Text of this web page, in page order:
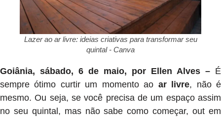
Lazer ao ar livre: ideias criativas para transformar seu
quintal - Canva
Goiânia, sábado, 6 de maio, por Ellen Alves – É
sempre ótimo curtir um momento ao ar livre, não é
mesmo. Ou seja, se você precisa de um espaço assim
no seu quintal, mas não sabe como começar, out em